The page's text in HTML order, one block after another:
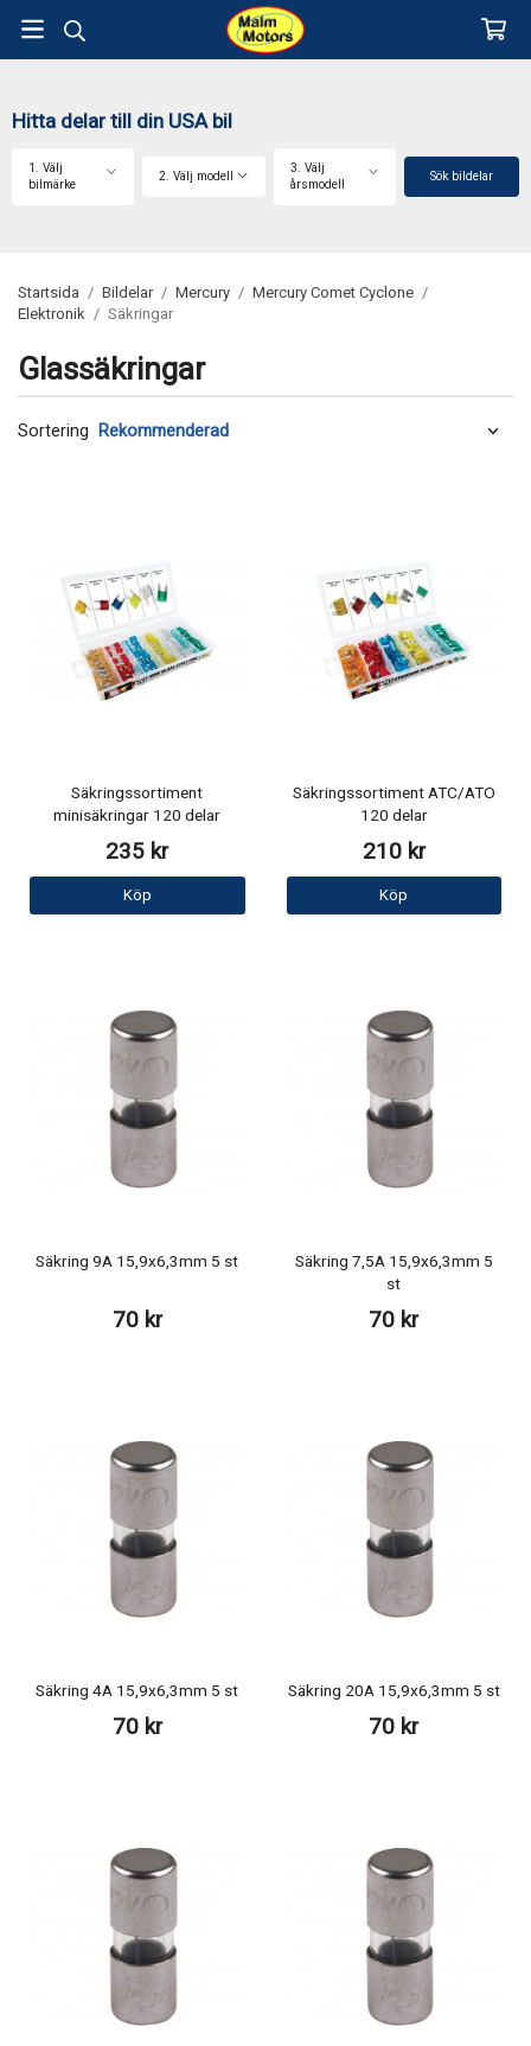
Hitta delar till din USA bil
1. Välj
bilmärke
2. Välj modell
3. Välj
årsmodell
Sök bildelar
Startsida / Bildelar / Mercury / Mercury Comet Cyclone /
Elektronik / Säkringar
Glassäkringar
Sortering
Säkringssortiment
minisäkringar 120 delar
235 kr
Köp
Säkringssortiment ATC/ATO
120 delar
210 kr
Köp
Säkring 9A 15,9x6,3mm 5 st
70 kr
Säkring 7,5A 15,9x6,3mm 5
st
70 kr
Säkring 4A 15,9x6,3mm 5 st
70 kr
Säkring 20A 15,9x6,3mm 5 st
70 kr